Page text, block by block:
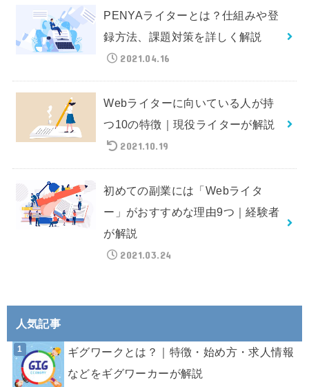
PENYAライターとは？仕組みや登
録方法、課題対策を詳しく解説
2021.04.16
Webライターに向いている人が持
つ10の特徴｜現役ライターが解説
2021.10.19
初めての副業には「Webライタ
ー」がおすすめな理由9つ｜経験者
が解説
2021.03.24
人気記事
ギグワークとは？｜特徴・始め方・求人情報
などをギグワーカーが解説